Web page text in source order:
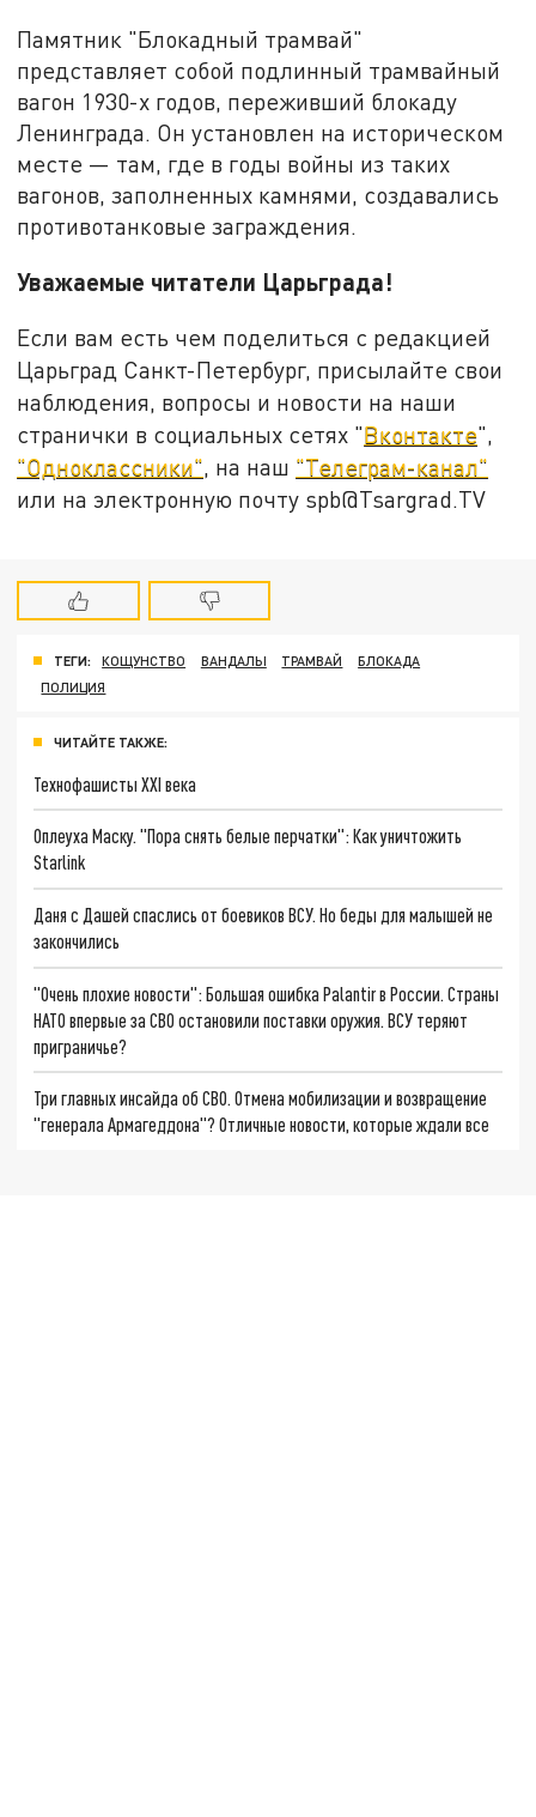
Памятник "Блокадный трамвай"
представляет собой подлинный трамвайный
вагон 1930-х годов, переживший блокаду
Ленинграда. Он установлен на историческом
месте — там, где в годы войны из таких
вагонов, заполненных камнями, создавались
противотанковые заграждения.
Уважаемые читатели Царьграда!
Если вам есть чем поделиться с редакцией
Царьград Санкт-Петербург, присылайте свои
наблюдения, вопросы и новости на наши
странички в социальных сетях "Вконтакте",
"Одноклассники", на наш "Телеграм-канал"
или на электронную почту spb@Tsargrad.TV
ТЕГИ: КОЩУНСТВО ВАНДАЛЫ ТРАМВАЙ
БЛОКАДА
ПОЛИЦИЯ
ЧИТАЙТЕ ТАКЖЕ:
Технофашисты XXI века
Оплеуха Маску. "Пора снять белые перчатки": Как уничтожить
Starlink
Даня с Дашей спаслись от боевиков ВСУ. Но беды для малышей не
закончились
"Очень плохие новости": Большая ошибка Palantir в России. Страны
НАТО впервые за СВО остановили поставки оружия. ВСУ теряют
приграничье?
Три главных инсайда об СВО. Отмена мобилизации и возвращение
"генерала Армагеддона"? Отличные новости, которые ждали все